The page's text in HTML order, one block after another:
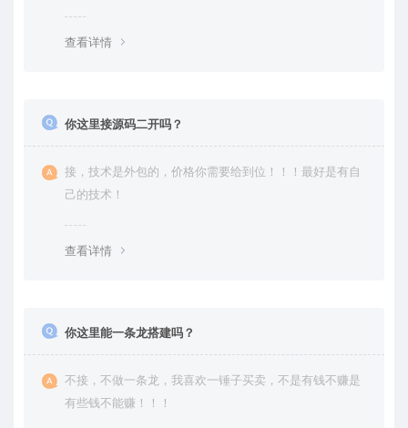
查看详情
你这里接源码二开吗？
接，技术是外包的，价格你需要给到位！！！最好是有自
己的技术！
查看详情
你这里能一条龙搭建吗？
不接，不做一条龙，我喜欢一锤子买卖，不是有钱不赚是
有些钱不能赚！！！